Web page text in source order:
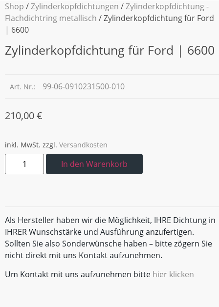
Shop /Zylinderkopfdichtungen /Zylinderkopfdichtung -
Flachdichtring metallisch / Zylinderkopfdichtung für Ford
| 6600
Zylinderkopfdichtung für Ford | 6600
Art. Nr.: 99-06-0910231500-010
210,00€
inkl. MwSt. zzgl. Versandkosten
In den Warenkorb
Als Hersteller haben wir die Möglichkeit, IHRE Dichtung in
IHRER Wunschstärke und Ausführung anzufertigen.
Sollten Sie also Sonderwünsche haben – bitte zögern Sie
nicht direkt mit uns Kontakt aufzunehmen.
Um Kontakt mit uns aufzunehmen bitte hier klicken